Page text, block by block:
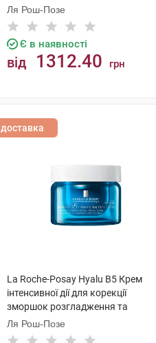
мл 1 туба
Ля Рош-Позе
Є в наявності
від 1312.40 грн
доставка
La Roche-Posay Hyalu B5 Крем
інтенсивної дії для корекції
зморшок розгладження та
відновлення пружності та захисту
SPF30 50 мл 1 банка
Ля Рош-Позе